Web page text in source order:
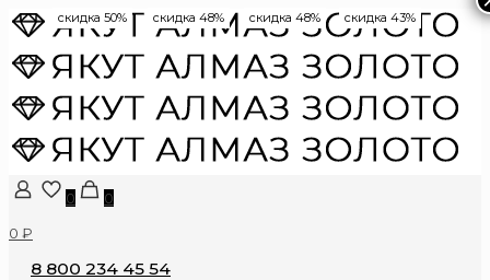
0
0
0 ₽
8 800 234 45 54
скидка 50% скидка 48% скидка 48% скидка 43%